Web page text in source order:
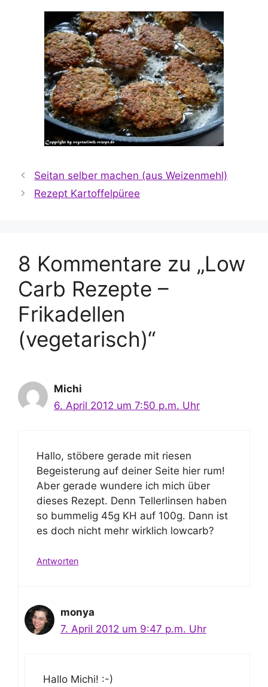
Seitan selber machen (aus Weizenmehl)
Rezept Kartoffelpüree
8 Kommentare zu „Low
Carb Rezepte –
Frikadellen
(vegetarisch)“
Michi
6. April 2012 um 7:50 p.m. Uhr
Hallo, stöbere gerade mit riesen
Begeisterung auf deiner Seite hier rum!
Aber gerade wundere ich mich über
dieses Rezept. Denn Tellerlinsen haben
so bummelig 45g KH auf 100g. Dann ist
es doch nicht mehr wirklich lowcarb?
Antworten
monya
7. April 2012 um 9:47 p.m. Uhr
Hallo Michi! :-)